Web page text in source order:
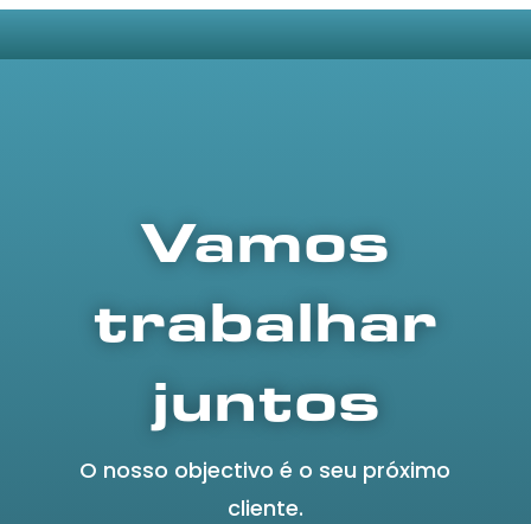
Vamos
trabalhar
juntos
O nosso objectivo é o seu próximo
cliente.